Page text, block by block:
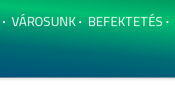
VÁROSUNK BEFEKTETÉS